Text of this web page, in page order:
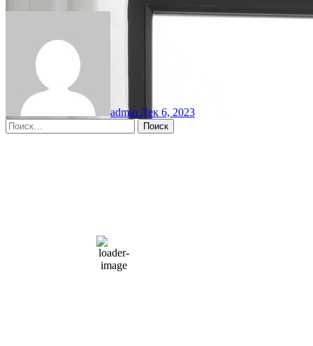
admin Дек 6, 2023
Найти:
66 %
1004 мб
10 mph